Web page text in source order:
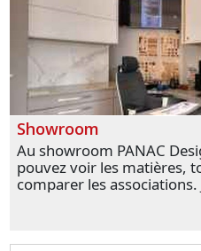
Showroom
Au showroom PANAC
pouvez voir les matières,
comparer les associations.
personnellement pour
transformer vos